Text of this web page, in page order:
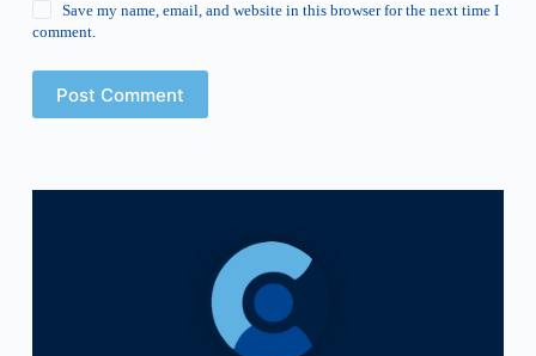
Save my name, email, and website in this browser for the next time I
comment.
Post Comment